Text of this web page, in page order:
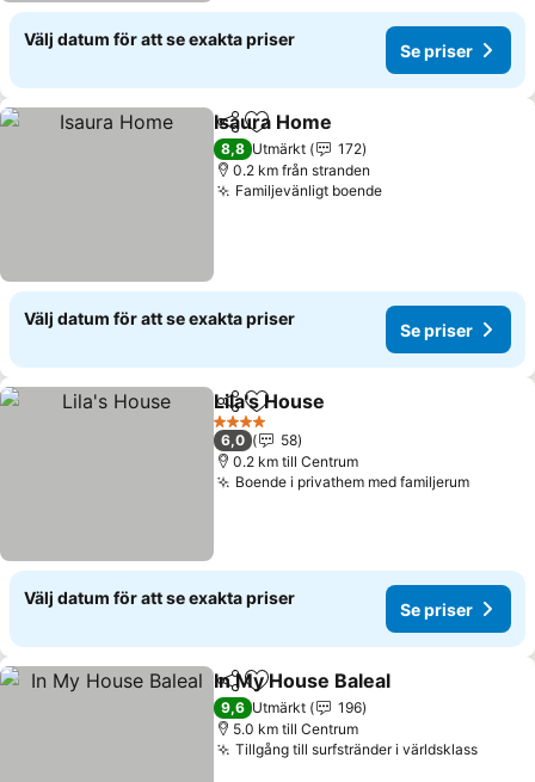
Välj datum för att se exakta priser
Se priser
Dela Lägg till i Mina Favoriter
Isaura Home
8,8 Utmärkt
172
0.2 km från stranden
Familjevänligt boende
Välj datum för att se exakta priser
Se priser
Dela Lägg till i Mina Favoriter
Lila's House
4 Stjärnor
6,0
58
0.2 km till Centrum
Boende i privathem med familjerum
Välj datum för att se exakta priser
Se priser
Dela Lägg till i Mina Favoriter
In My House Baleal
9,6 Utmärkt
196
5.0 km till Centrum
Tillgång till surfstränder i världsklass